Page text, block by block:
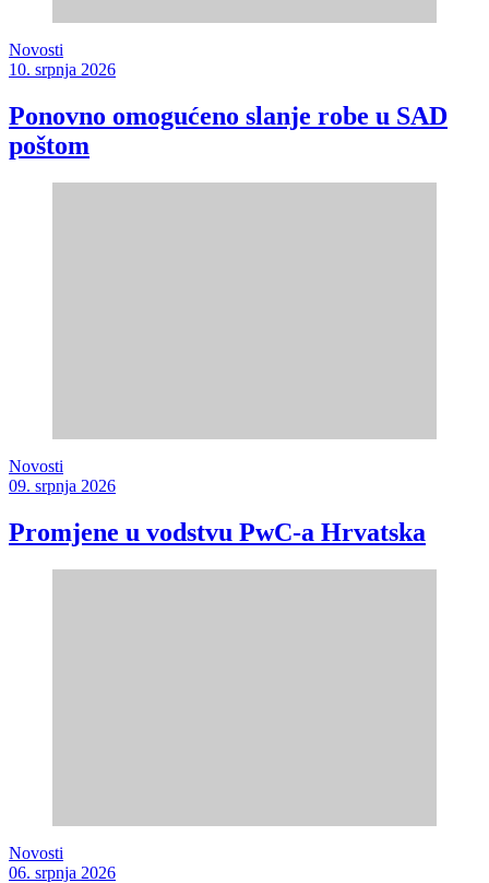
Novosti
10. srpnja 2026
Ponovno omogućeno slanje robe u SAD
poštom
Novosti
09. srpnja 2026
Promjene u vodstvu PwC-a Hrvatska
Novosti
06. srpnja 2026